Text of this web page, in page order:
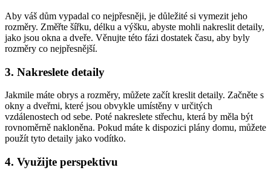
Aby váš dům vypadal co nejpřesněji, je důležité si vymezit jeho
rozměry. Změřte šířku, délku a výšku, abyste mohli nakreslit detaily,
jako jsou okna a dveře. Věnujte této fázi dostatek času, aby byly
rozměry co nejpřesnější.
3. Nakreslete detaily
Jakmile máte obrys a rozměry, můžete začít kreslit detaily. Začněte s
okny a dveřmi, které jsou obvykle umístěny v určitých
vzdálenostech od sebe. Poté nakreslete střechu, která by měla být
rovnoměrně nakloněna. Pokud máte k dispozici plány domu, můžete
použít tyto detaily jako vodítko.
4. Využijte perspektivu